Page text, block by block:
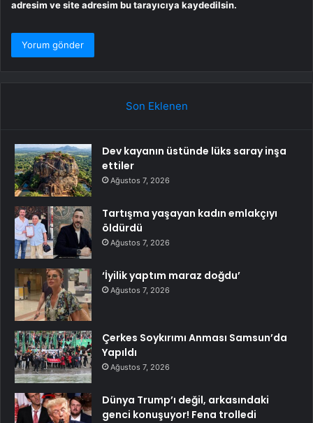
adresim ve site adresim bu tarayıcıya kaydedilsin.
Son Eklenen
Dev kayanın üstünde lüks saray inşa
ettiler
Ağustos 7, 2026
Tartışma yaşayan kadın emlakçıyı
öldürdü
Ağustos 7, 2026
‘İyilik yaptım maraz doğdu’
Ağustos 7, 2026
Çerkes Soykırımı Anması Samsun’da
Yapıldı
Ağustos 7, 2026
Dünya Trump’ı değil, arkasındaki
genci konuşuyor! Fena trolledi